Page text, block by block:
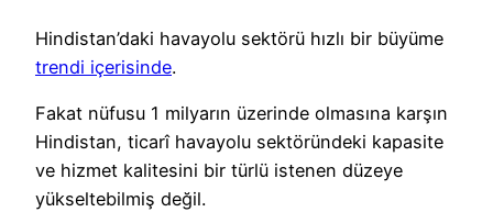
Hindistan’daki havayolu sektörü hızlı bir büyüme
trendi içerisinde.
Fakat nüfusu 1 milyarın üzerinde olmasına karşın
Hindistan, ticarî havayolu sektöründeki kapasite
ve hizmet kalitesini bir türlü istenen düzeye
yükseltebilmiş değil.